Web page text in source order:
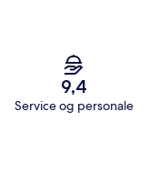
9,4
Service og personale